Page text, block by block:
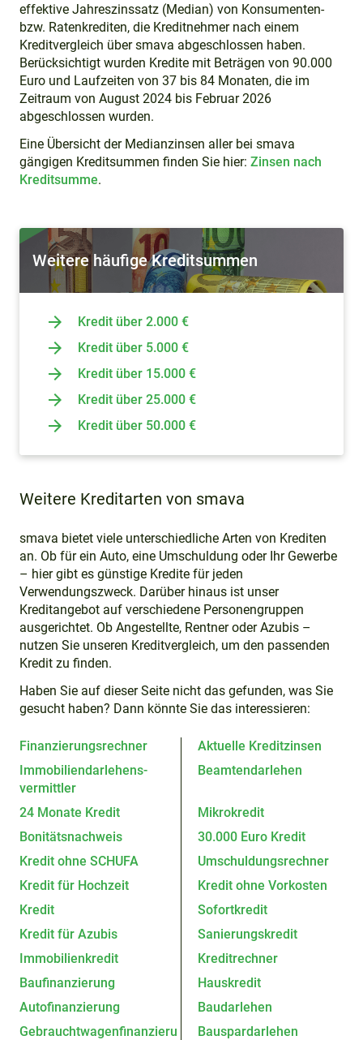
effektive Jahreszinssatz (Median) von Konsumenten-
bzw. Ratenkrediten, die Kreditnehmer nach einem
Kreditvergleich über smava abgeschlossen haben.
Berücksichtigt wurden Kredite mit Beträgen von 90.000
Euro und Laufzeiten von 37 bis 84 Monaten, die im
Zeitraum von August 2024 bis Februar 2026
abgeschlossen wurden.
Eine Übersicht der Medianzinsen aller bei smava
gängigen Kreditsummen finden Sie hier: Zinsen nach
Kreditsumme.
Weitere häufige Kreditsummen
Kredit über 2.000 €
Kredit über 5.000 €
Kredit über 15.000 €
Kredit über 25.000 €
Kredit über 50.000 €
Weitere Kreditarten von smava
smava bietet viele unterschiedliche Arten von Krediten
an. Ob für ein Auto, eine Umschuldung oder Ihr Gewerbe
– hier gibt es günstige Kredite für jeden
Verwendungszweck. Darüber hinaus ist unser
Kreditangebot auf verschiedene Personengruppen
ausgerichtet. Ob Angestellte, Rentner oder Azubis –
nutzen Sie unseren Kreditvergleich, um den passenden
Kredit zu finden.
Haben Sie auf dieser Seite nicht das gefunden, was Sie
gesucht haben? Dann könnte Sie das interessieren:
Finanzierungsrechner
Aktuelle Kreditzinsen
Immobiliendarlehens­
vermittler
Beamtendarlehen
24 Monate Kredit
Mikrokredit
Bonitätsnachweis
30.000 Euro Kredit
Kredit ohne SCHUFA
Umschuldungsrechner
Kredit für Hochzeit
Kredit ohne Vorkosten
Kredit
Sofortkredit
Kredit für Azubis
Sanierungskredit
Immobilienkredit
Kreditrechner
Baufinanzierung
Hauskredit
Autofinanzierung
Baudarlehen
Gebrauchtwagenfinanzieru
Bauspardarlehen